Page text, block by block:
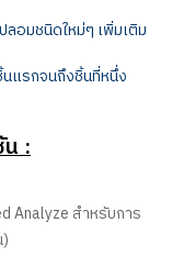
อมชนิดใหม่ๆ เพิ่มเติม
แรกจนถึงชิ้นที่หนึ่ง
น :
Analyze สำหรับการ